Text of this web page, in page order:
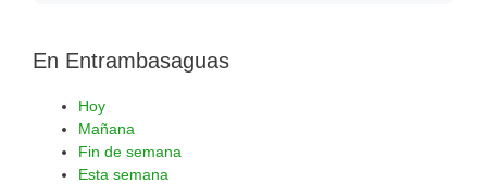
En Entrambasaguas
Hoy
Mañana
Fin de semana
Esta semana